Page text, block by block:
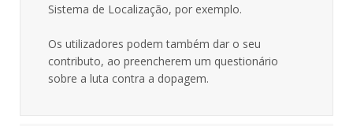
Sistema de Localização, por exemplo.
Os utilizadores podem também dar o seu
contributo, ao preencherem um questionário
sobre a luta contra a dopagem.